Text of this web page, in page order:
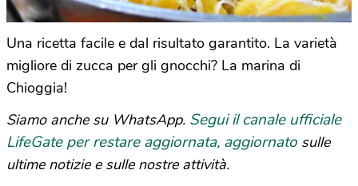
Una ricetta facile e dal risultato garantito. La varietà
migliore di zucca per gli gnocchi? La marina di
Chioggia!
Siamo anche su WhatsApp. Segui il canale ufficiale
LifeGate per restare aggiornata, aggiornato sulle
ultime notizie e sulle nostre attività.